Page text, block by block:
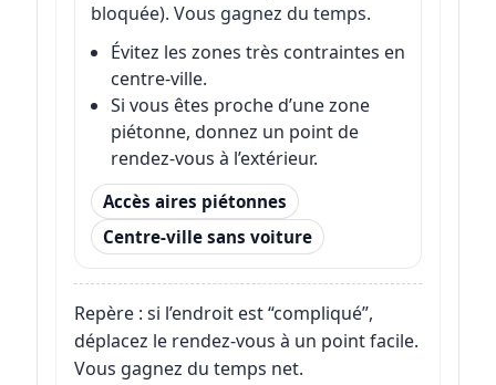
bloquée). Vous gagnez du temps.
Évitez les zones très contraintes en
centre-ville.
Si vous êtes proche d’une zone
piétonne, donnez un point de
rendez-vous à l’extérieur.
Accès aires piétonnes
Centre-ville sans voiture
Repère : si l’endroit est “compliqué”,
déplacez le rendez-vous à un point facile.
Vous gagnez du temps net.